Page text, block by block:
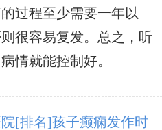
过程至少需要一年以
很容易复发。总之，听
情就能控制好。
[排名]孩子癫痫发作时